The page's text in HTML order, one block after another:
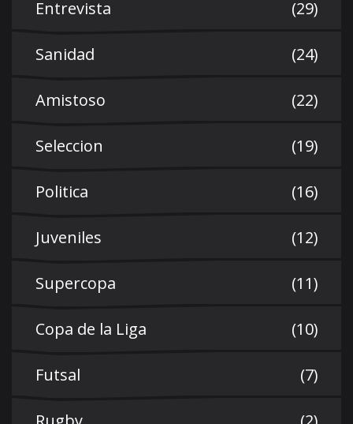
Entrevista (29)
Sanidad (24)
Amistoso (22)
Seleccion (19)
Politica (16)
Juveniles (12)
Supercopa (11)
Copa de la Liga (10)
Futsal (7)